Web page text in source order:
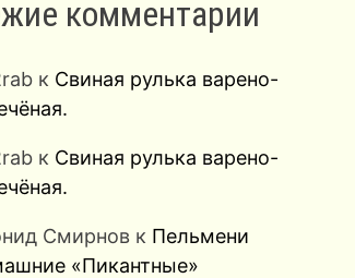
комментарии
к Свиная рулька варено-
к Свиная рулька варено-
Смирновк Пельмени
«Пикантные»